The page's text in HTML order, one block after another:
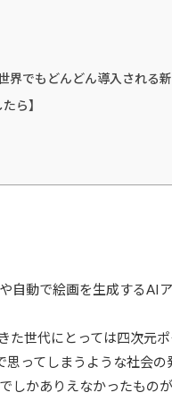
界でもどんどん導入される
ら】
自動で絵画を生成するAIア
た世代にとっては四次元
ってしまうような社会の
しかありえなかったもの